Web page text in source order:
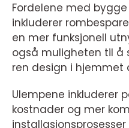
Fordelene med
inkluderer
en mer funksjonell
også muligheten til å
ren design i hjemmet
Ulempene inkluderer
kostnader og mer